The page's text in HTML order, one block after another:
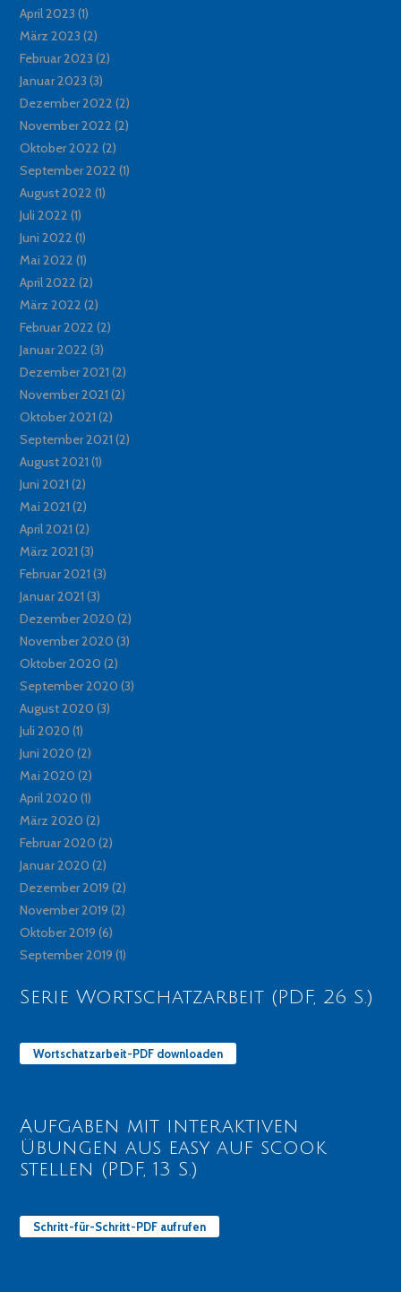
April 2023 (1)
März 2023 (2)
Februar 2023 (2)
Januar 2023 (3)
Dezember 2022 (2)
November 2022 (2)
Oktober 2022 (2)
September 2022 (1)
August 2022 (1)
Juli 2022 (1)
Juni 2022 (1)
Mai 2022 (1)
April 2022 (2)
März 2022 (2)
Februar 2022 (2)
Januar 2022 (3)
Dezember 2021 (2)
November 2021 (2)
Oktober 2021 (2)
September 2021 (2)
August 2021 (1)
Juni 2021 (2)
Mai 2021 (2)
April 2021 (2)
März 2021 (3)
Februar 2021 (3)
Januar 2021 (3)
Dezember 2020 (2)
November 2020 (3)
Oktober 2020 (2)
September 2020 (3)
August 2020 (3)
Juli 2020 (1)
Juni 2020 (2)
Mai 2020 (2)
April 2020 (1)
März 2020 (2)
Februar 2020 (2)
Januar 2020 (2)
Dezember 2019 (2)
November 2019 (2)
Oktober 2019 (6)
September 2019 (1)
Serie Wortschatzarbeit (PDF, 26 S.)
Wortschatzarbeit-PDF downloaden
Aufgaben mit interaktiven
Übungen aus easy auf scook
stellen (PDF, 13 S.)
Schritt-für-Schritt-PDF aufrufen